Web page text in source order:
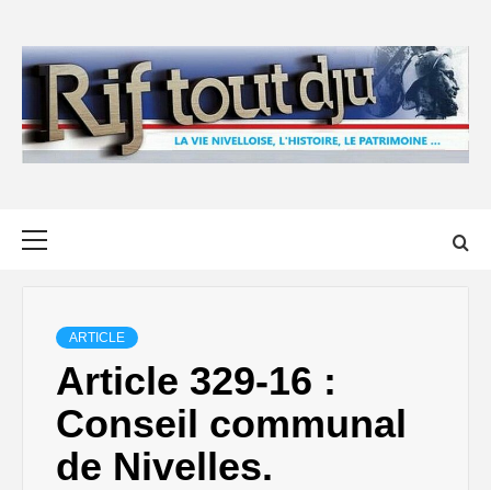
content
ARTICLE
Article 329-16 :
Conseil communal
de Nivelles.